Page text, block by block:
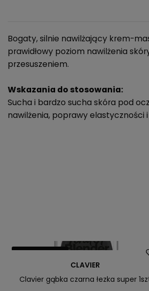
Bogaty, silnie nawilżający krem-
prawidłowy poziom nawilżenia
przesuszeniem.
Wskazania do stosowania:
Sucha i bardzo sucha skóra pod
nawilżenia, poprawy elastyczności
Nasz bestseller
CLAVIER
Clavier gąbka czarna łezka super